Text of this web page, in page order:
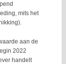
mits het
aan de
2022
handelt